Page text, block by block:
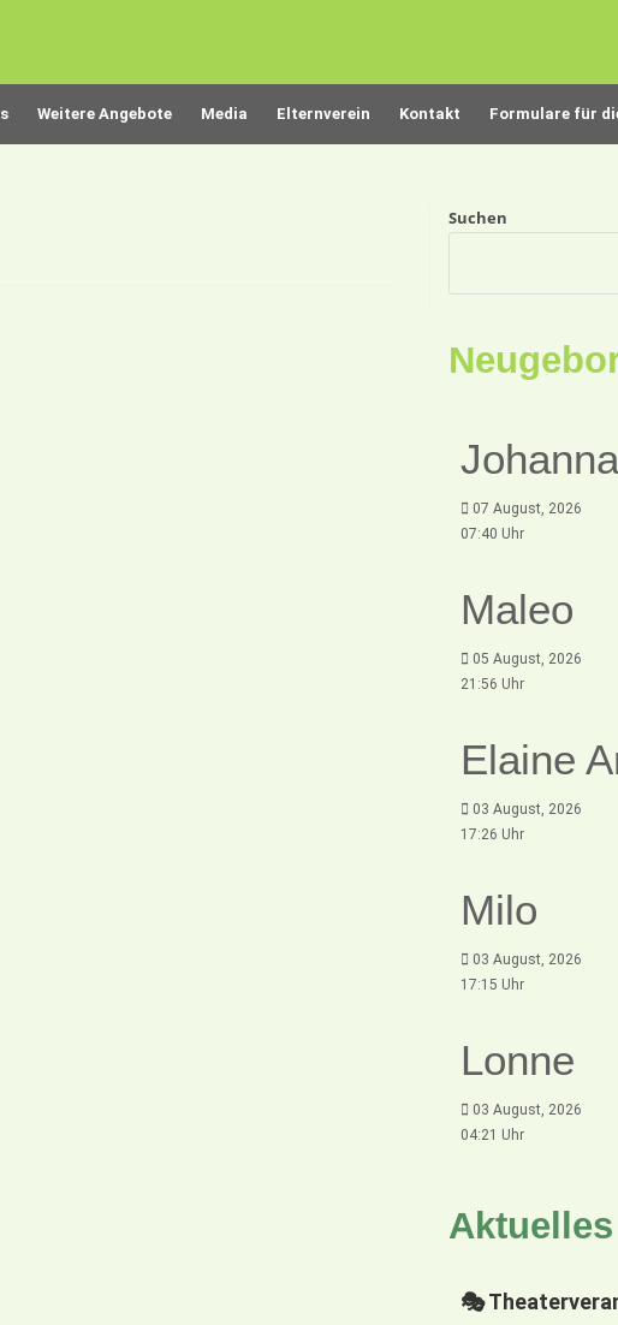
Weitere Angebote Media Elternverein Kontakt Formulare für
Suchen
Johanna
07 August, 2026
07:40 Uhr
Maleo
05 August, 2026
21:56 Uhr
Elaine
03 August, 2026
17:26 Uhr
Milo
03 August, 2026
17:15 Uhr
Lonne
03 August, 2026
04:21 Uhr
Aktuelles
🎭